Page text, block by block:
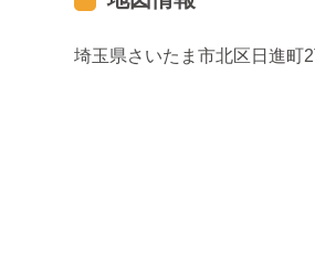
埼玉県さいたま市北区日進町